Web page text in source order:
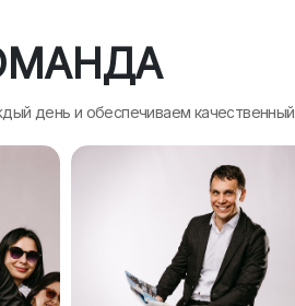
день и обеспечиваем